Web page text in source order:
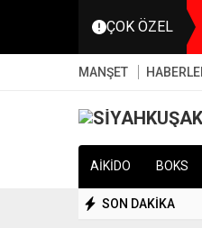
ÇOK ÖZEL
MANŞET
AİKİDO BOKS
SON DAKİKA